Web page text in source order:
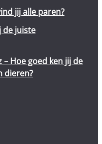
jij alle paren?
de juiste
Hoe goed ken jij de
dieren?